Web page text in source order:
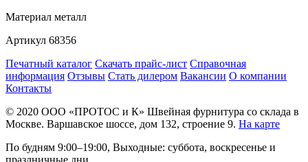
Материал металл
Артикул 68356
Печатный каталог Скачать прайс-лист Справочная
информация Отзывы Стать дилером Вакансии О компании
Контакты
© 2020 ООО «ПРОТОС и К» Швейная фурнитура со склада в
Москве. Варшавское шоссе, дом 132, строение 9. На карте
По будням 9:00–19:00, Выходные: суббота, воскресенье и
праздничные дни